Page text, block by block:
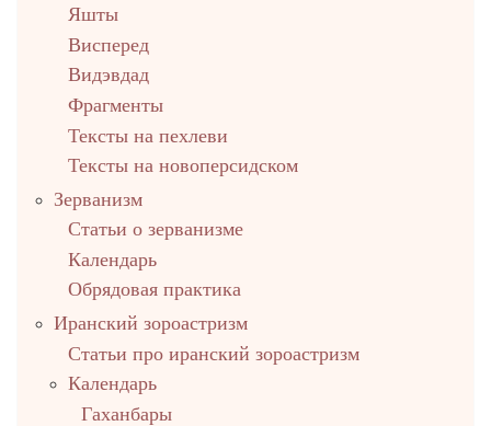
Яшты
Висперед
Видэвдад
Фрагменты
Тексты на пехлеви
Тексты на новоперсидском
Зерванизм
Статьи о зерванизме
Календарь
Обрядовая практика
Иранский зороастризм
Статьи про иранский зороастризм
Календарь
Гаханбары